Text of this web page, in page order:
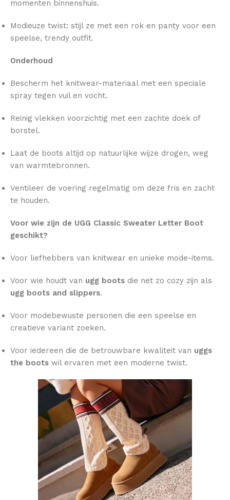
momenten binnenshuis.
Modieuze twist: stijl ze met een rok en panty voor een
speelse, trendy outfit.
Onderhoud
Bescherm het knitwear-materiaal met een speciale
spray tegen vuil en vocht.
Reinig vlekken voorzichtig met een zachte doek of
borstel.
Laat de boots altijd op natuurlijke wijze drogen, weg
van warmtebronnen.
Ventileer de voering regelmatig om deze fris en zacht
te houden.
Voor wie zijn de UGG Classic Sweater Letter Boot
geschikt?
Voor liefhebbers van knitwear en unieke mode-items.
Voor wie houdt van ugg boots die net zo cozy zijn als
ugg boots and slippers.
Voor modebewuste personen die een speelse en
creatieve variant zoeken.
Voor iedereen die de betrouwbare kwaliteit van uggs
the boots wil ervaren met een moderne twist.